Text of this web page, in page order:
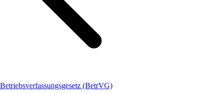
Betriebsverfassungsgesetz (BetrVG)